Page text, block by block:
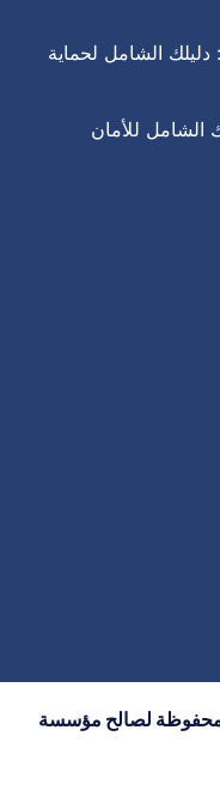
الشامل لحماية
الشامل للأمان
الحقوق محفوظة لصالح مؤسسة